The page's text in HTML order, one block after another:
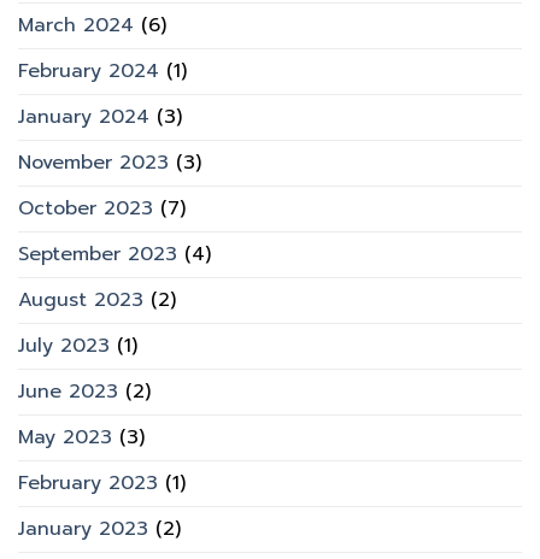
March 2024 (6)
February 2024 (1)
January 2024 (3)
November 2023 (3)
October 2023 (7)
September 2023 (4)
August 2023 (2)
July 2023 (1)
June 2023 (2)
May 2023 (3)
February 2023 (1)
January 2023 (2)